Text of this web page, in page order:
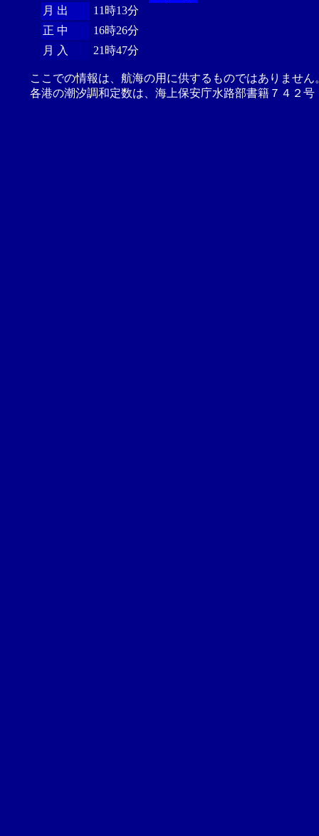
月 出
11時13分
正 中
16時26分
月 入
21時47分
ここでの情報は、航海の用に供するものではありませ
各港の潮汐調和定数は、海上保安庁水路部書籍７４２